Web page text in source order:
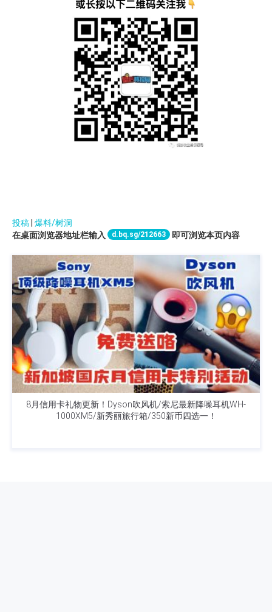
投稿 爆料/树洞
在桌面浏览器地址栏输入
d.bq.sg/212663 即可浏览本页内容
8月信用卡礼物更新！Dyson吹风机/索尼最新降噪耳机WH-
1000XM5/新秀丽旅行箱/350新币四选一！